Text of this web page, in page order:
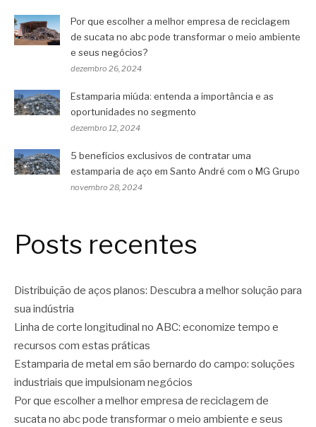
Por que escolher a melhor empresa de reciclagem
de sucata no abc pode transformar o meio ambiente
e seus negócios?
dezembro 26, 2024
Estamparia miúda: entenda a importância e as
oportunidades no segmento
dezembro 12, 2024
5 benefícios exclusivos de contratar uma
estamparia de aço em Santo André com o MG Grupo
novembro 28, 2024
Posts recentes
Distribuição de aços planos: Descubra a melhor solução para
sua indústria
Linha de corte longitudinal no ABC: economize tempo e
recursos com estas práticas
Estamparia de metal em são bernardo do campo: soluções
industriais que impulsionam negócios
Por que escolher a melhor empresa de reciclagem de
sucata no abc pode transformar o meio ambiente e seus